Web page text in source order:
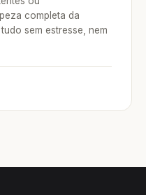
completa da
sem estresse, nem